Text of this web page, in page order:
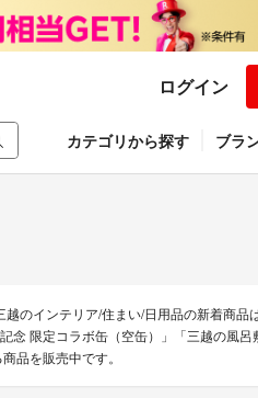
ログイン
カテゴリから探す ブラ
のインテリア/住まい/日用品の新着商品
念 限定コラボ缶（空缶）」「三越の風
品を販売中です。